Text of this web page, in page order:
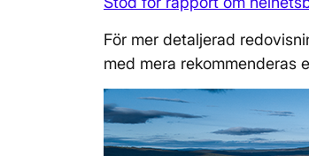
För mer detaljerad
med mera rekommenderas